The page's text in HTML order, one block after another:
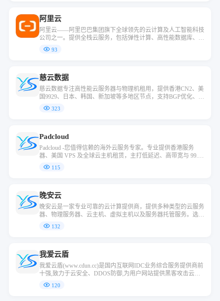
阿里云
阿里云——阿里巴巴集团旗下全球领先的云计算及人工智能科技
公司之一。提供全栈云服务，包括弹性计算、高性能数据库、网
络与存储方案，以及ai大模型、向量检索、大数据分析等智能化
能力。依托飞天云计算操作系统与全球基础设施，支持企业构建
93
慈云数据
慈云数据专注高性能云服务器与物理机租用，提供香港CN2、美
国9929、日本、韩国、新加坡等多地区节点，支持BGP优化、高
防线路、IPv6双栈、GPU算力等企业级方案，助力网站加速与业
务稳定。
323
Padcloud
Padcloud -您值得信赖的海外云服务专家。专业提供香港服务
器、美国 VPS 及全球云主机租赁，主打低延迟、高带宽与 99.
9% 稳定在线保障。我们支持即买即用、秒速交付，并提供 7x24
小时技术运维支持。选择 Padcloud，让您的业务在全球范围内自
115
晚安云
晚安云是一家专业可靠的云计算提供商，提供多种类型的云服务
器、物理服务器、云主机、虚拟主机以及服务器托管服务。选择
晚安云，您将体验到稳定、高效、安全的云计算服务。
132
我爱云盾
我爱云盾(www.cdun.cc)是国内互联网IDC业务综合服务提供商前
十强,致力于云安全、DDOS防御,为用户网站提供黑客攻击云防
护、云加速服务，使用我爱云盾可有效防御黑客攻击，防ddos，
防cc攻击，网站提速200%以上。
120